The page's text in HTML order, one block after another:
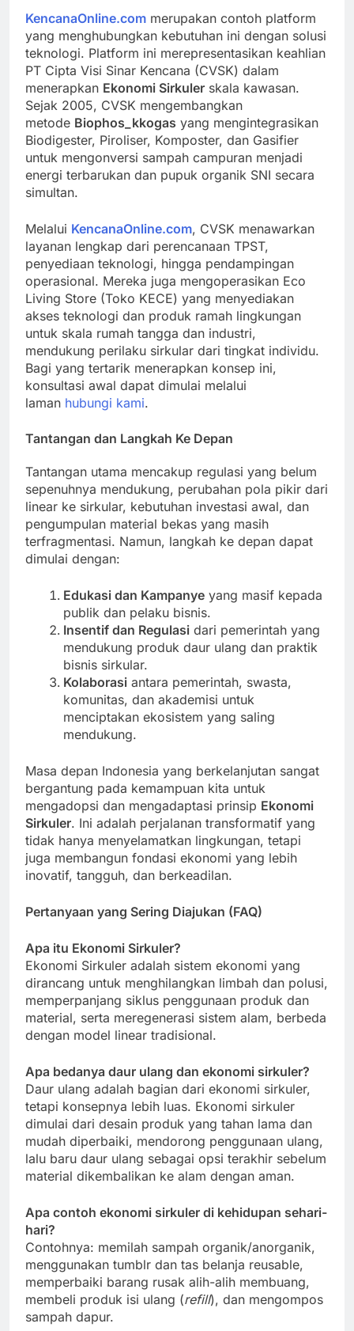
KencanaOnline.com merupakan contoh platform
yang menghubungkan kebutuhan ini dengan solusi
teknologi. Platform ini merepresentasikan keahlian
PT Cipta Visi Sinar Kencana (CVSK) dalam
menerapkan Ekonomi Sirkuler skala kawasan.
Sejak 2005, CVSK mengembangkan
metode Biophos_kkogas yang mengintegrasikan
Biodigester, Piroliser, Komposter, dan Gasifier
untuk mengonversi sampah campuran menjadi
energi terbarukan dan pupuk organik SNI secara
simultan.
Melalui KencanaOnline.com, CVSK menawarkan
layanan lengkap dari perencanaan TPST,
penyediaan teknologi, hingga pendampingan
operasional. Mereka juga mengoperasikan Eco
Living Store (Toko KECE) yang menyediakan
akses teknologi dan produk ramah lingkungan
untuk skala rumah tangga dan industri,
mendukung perilaku sirkular dari tingkat individu.
Bagi yang tertarik menerapkan konsep ini,
konsultasi awal dapat dimulai melalui
laman hubungi kami.
Tantangan dan Langkah Ke Depan
Tantangan utama mencakup regulasi yang belum
sepenuhnya mendukung, perubahan pola pikir dari
linear ke sirkular, kebutuhan investasi awal, dan
pengumpulan material bekas yang masih
terfragmentasi. Namun, langkah ke depan dapat
dimulai dengan:
Edukasi dan Kampanye yang masif kepada
publik dan pelaku bisnis.
Insentif dan Regulasi dari pemerintah yang
mendukung produk daur ulang dan praktik
bisnis sirkular.
Kolaborasi antara pemerintah, swasta,
komunitas, dan akademisi untuk
menciptakan ekosistem yang saling
mendukung.
Masa depan Indonesia yang berkelanjutan sangat
bergantung pada kemampuan kita untuk
mengadopsi dan mengadaptasi prinsip Ekonomi
Sirkuler. Ini adalah perjalanan transformatif yang
tidak hanya menyelamatkan lingkungan, tetapi
juga membangun fondasi ekonomi yang lebih
inovatif, tangguh, dan berkeadilan.
Pertanyaan yang Sering Diajukan (FAQ)
Apa itu Ekonomi Sirkuler?
Ekonomi Sirkuler adalah sistem ekonomi yang
dirancang untuk menghilangkan limbah dan polusi,
memperpanjang siklus penggunaan produk dan
material, serta meregenerasi sistem alam, berbeda
dengan model linear tradisional.
Apa bedanya daur ulang dan ekonomi sirkuler?
Daur ulang adalah bagian dari ekonomi sirkuler,
tetapi konsepnya lebih luas. Ekonomi sirkuler
dimulai dari desain produk yang tahan lama dan
mudah diperbaiki, mendorong penggunaan ulang,
lalu baru daur ulang sebagai opsi terakhir sebelum
material dikembalikan ke alam dengan aman.
Apa contoh ekonomi sirkuler di kehidupan sehari-
hari?
Contohnya: memilah sampah organik/anorganik,
menggunakan tumblr dan tas belanja reusable,
memperbaiki barang rusak alih-alih membuang,
membeli produk isi ulang (refill), dan mengompos
sampah dapur.